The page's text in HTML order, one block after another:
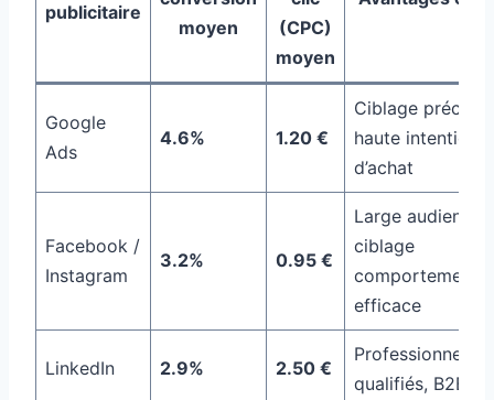
publicitaire
moyen
(CPC)
moyen
Google
Ads
4.6% 1.20 €
Ciblage précis,
haute intention
d’achat
Facebook /
Instagram
3.2% 0.95 €
Large audience,
ciblage
comportemental
efficace
LinkedIn 2.9% 2.50 €
Professionnels
qualifiés, B2B